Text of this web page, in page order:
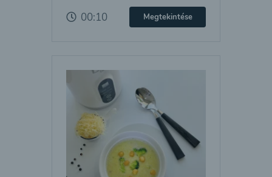
00:10 Megtekintése